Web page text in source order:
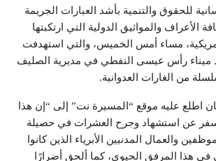
للحقوق والتنمية بأشد العبارات الجريمة
الأعراف والمواثيق الدولية التي ارتكبتها
مساء أمس الخميس، والتي استهدفت
ميناء رأس عيسى النفطي في مديرية الصليف
من الغارات العدوانية.
اطلع عليه موقع “المسيرة نت” إلى “إن هذا
أسفر عن استشهاد وجرح العشرات في حصيلة
والعمال المدنيين الأبرياء الذين كانوا
هذا المرفق الحيوي، كما ألحق أضرارًا